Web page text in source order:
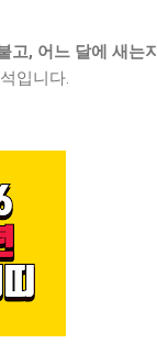
고, 어느 달에 새는지
입니다.